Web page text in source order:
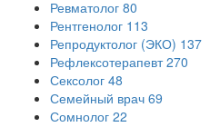
Ревматолог 80
Рентгенолог 113
Репродуктолог (ЭКО) 137
Рефлексотерапевт 270
Сексолог 48
Семейный врач 69
Сомнолог 22